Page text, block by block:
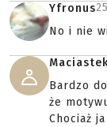
Yfronus
No i nie
Bardzo
że
Chociaż